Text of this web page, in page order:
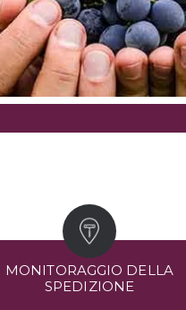
MONITORAGGIO DELLA
SPEDIZIONE